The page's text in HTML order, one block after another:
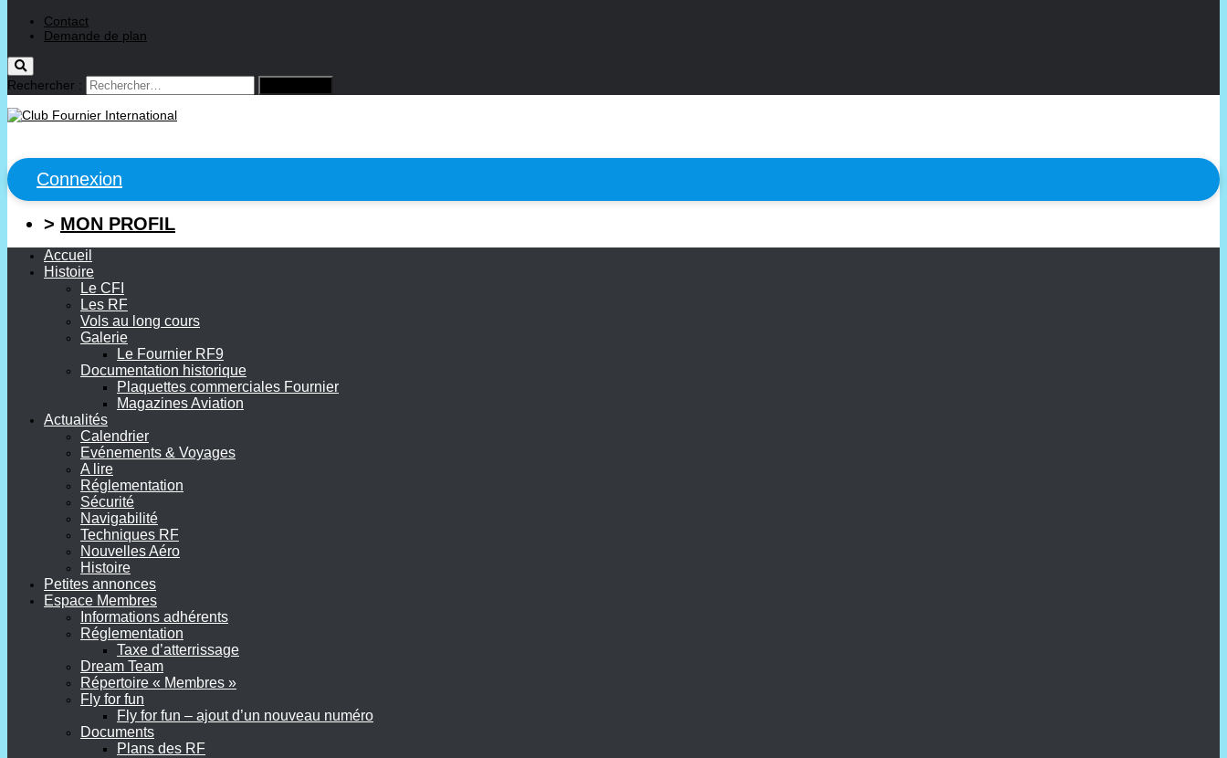
Contact
Demande de plan
Rechercher :
Connexion
> MON PROFIL
Accueil
Histoire
Le CFI
Les RF
Vols au long cours
Galerie
Le Fournier RF9
Documentation historique
Plaquettes commerciales Fournier
Magazines Aviation
Actualités
Calendrier
Evénements & Voyages
A lire
Réglementation
Sécurité
Navigabilité
Techniques RF
Nouvelles Aéro
Histoire
Petites annonces
Espace Membres
Informations adhérents
Réglementation
Taxe d’atterrissage
Dream Team
Répertoire « Membres »
Fly for fun
Fly for fun – ajout d’un nouveau numéro
Documents
Plans des RF